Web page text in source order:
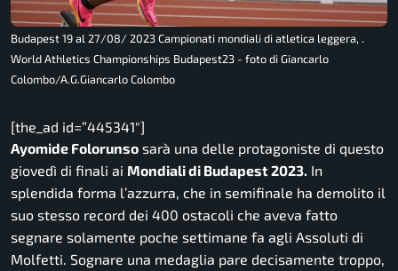
Budapest 19 al 27/08/ 2023 Campionati mondiali di atletica leggera, .
World Athletics Championships Budapest23 - foto di Giancarlo
Colombo/A.G.Giancarlo Colombo
[the_ad id=”445341″]
Ayomide Folorunso sarà una delle protagoniste di questo
giovedì di finali ai Mondiali di Budapest 2023. In
splendida forma l’azzurra, che in semifinale ha demolito il
suo stesso record dei 400 ostacoli che aveva fatto
segnare solamente poche settimane fa agli Assoluti di
Molfetti. Sognare una medaglia pare decisamente troppo,